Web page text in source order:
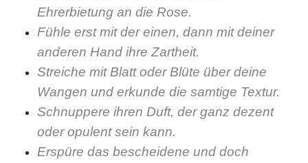
Ehrerbietung an die Rose.
Fühle erst mit der einen, dann mit deiner
anderen Hand ihre Zartheit.
Streiche mit Blatt oder Blüte über deine
Wangen und erkunde die samtige Textur.
Schnuppere ihren Duft, der ganz dezent
oder opulent sein kann.
Erspüre das bescheidene und doch